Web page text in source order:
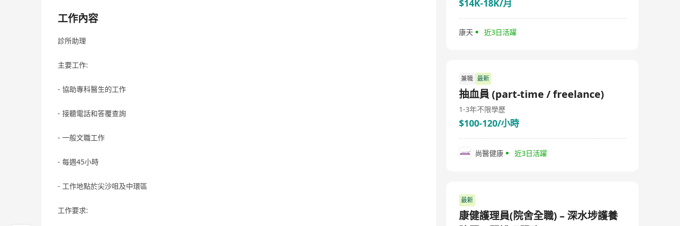
工作內容
診所助理
主要工作:
- 協助專科醫生的工作
- 接聽電話和答覆查詢
- 一般文職工作
- 每週45小時
- 工作地點於尖沙咀及中環區
工作要求:
$14K-18K/月
康天 近3日活躍
兼職 最新
抽血員 (part-time / freelance)
1-3年不限學歷
$100-120/小時
尚醫健康 近3日活躍
最新
康健護理員(院舍全職) – 深水埗護養